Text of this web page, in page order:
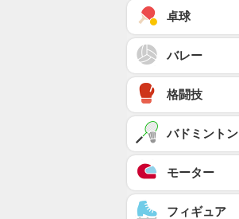
卓球
バレー
格闘技
バドミントン
モーター
フィギュア